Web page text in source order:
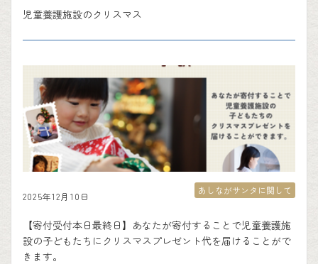
児童養護施設のクリスマス
2025年12月10日
【寄付受付本日最終日】あなたが寄付することで児童養護施
設の子どもたちにクリスマスプレゼント代を届けることがで
きます。
あしながサンタに関して